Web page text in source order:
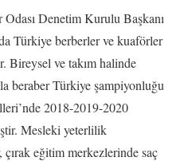
Denetim Kurulu Başkanı
Türkiye berberler ve kuaförler
Bireysel ve takım halinde
beraber Türkiye şampiyonluğu
2018-2019-2020
Mesleki yeterlilik
eğitim merkezlerinde saç